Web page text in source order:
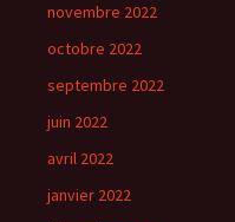
novembre 2022
octobre 2022
septembre 2022
juin 2022
avril 2022
janvier 2022